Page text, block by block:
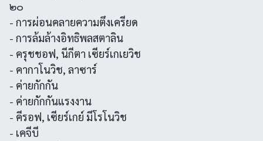
๒๐
- การผ่อนคลายความตึงเครียด
- การล้มล้างอิทธิพลสตาลิน
- ครุชชอฟ, นีกีตา เซียร์เกเยวิช
- คากาโนวิช, ลาซาร์
- ค่ายกักกัน
- ค่ายกักกันแรงงาน
- คีรอฟ, เซียร์เกย์ มีโรโนวิช
- เคจีบี